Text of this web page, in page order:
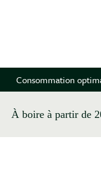
Consommation
à boire à partir de